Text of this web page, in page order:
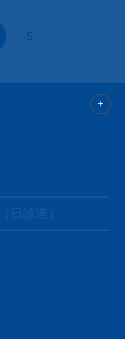
5
日診連）